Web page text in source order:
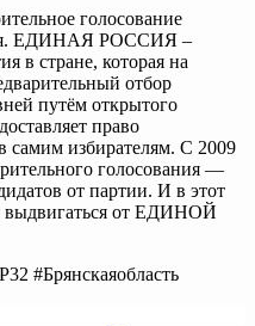
голосование
ЕДИНАЯ РОССИЯ –
в стране, которая на
отбор
путём открытого
право
самим избирателям. С 2009
голосования —
от партии. И в этот
выдвигаться от ЕДИНОЙ
#Брянскаяобласть